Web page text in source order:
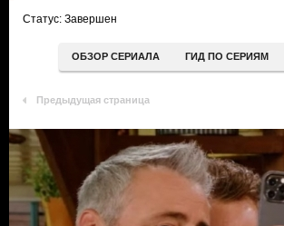
Статус: Завершен
ОБЗОР СЕРИАЛА ГИД ПО СЕРИЯМ
Предыдущая страница